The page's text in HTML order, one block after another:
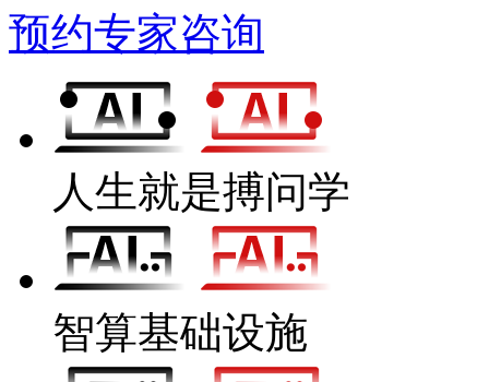
预约专家咨询
人生就是搏问学
智算基础设施